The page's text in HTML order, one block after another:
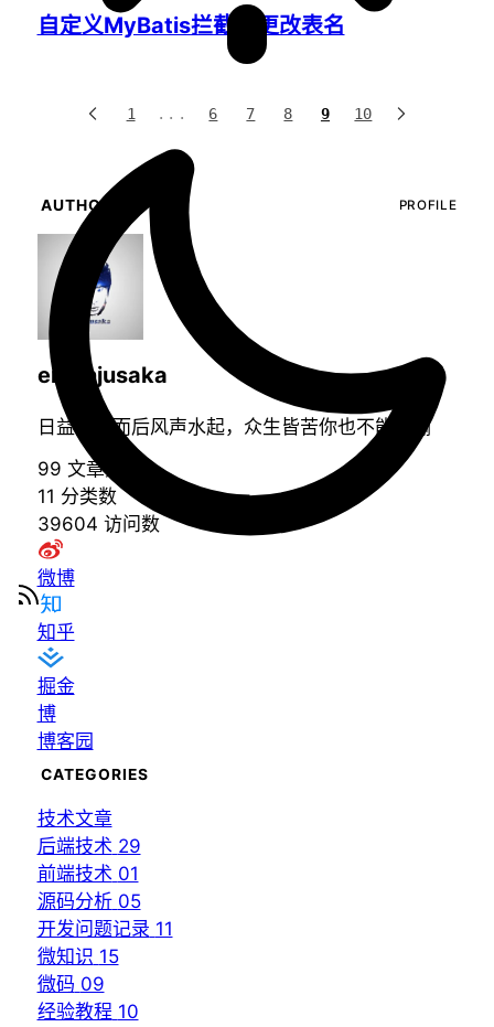
自定义MyBatis拦截器更改表名
1 ... 6 7 8 9 10
AUTHOR PROFILE
emanjusaka
日益努力而后风声水起，众生皆苦你也不能认输
99 文章数
11 分类数
39604 访问数
微博
知乎
掘金
博
博客园
CATEGORIES
技术文章
后端技术 29
前端技术 01
源码分析 05
开发问题记录 11
微知识 15
微码 09
经验教程 10